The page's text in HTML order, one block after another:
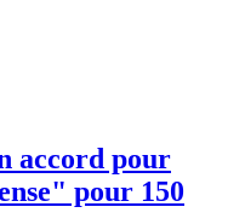
accord pour
pour 150